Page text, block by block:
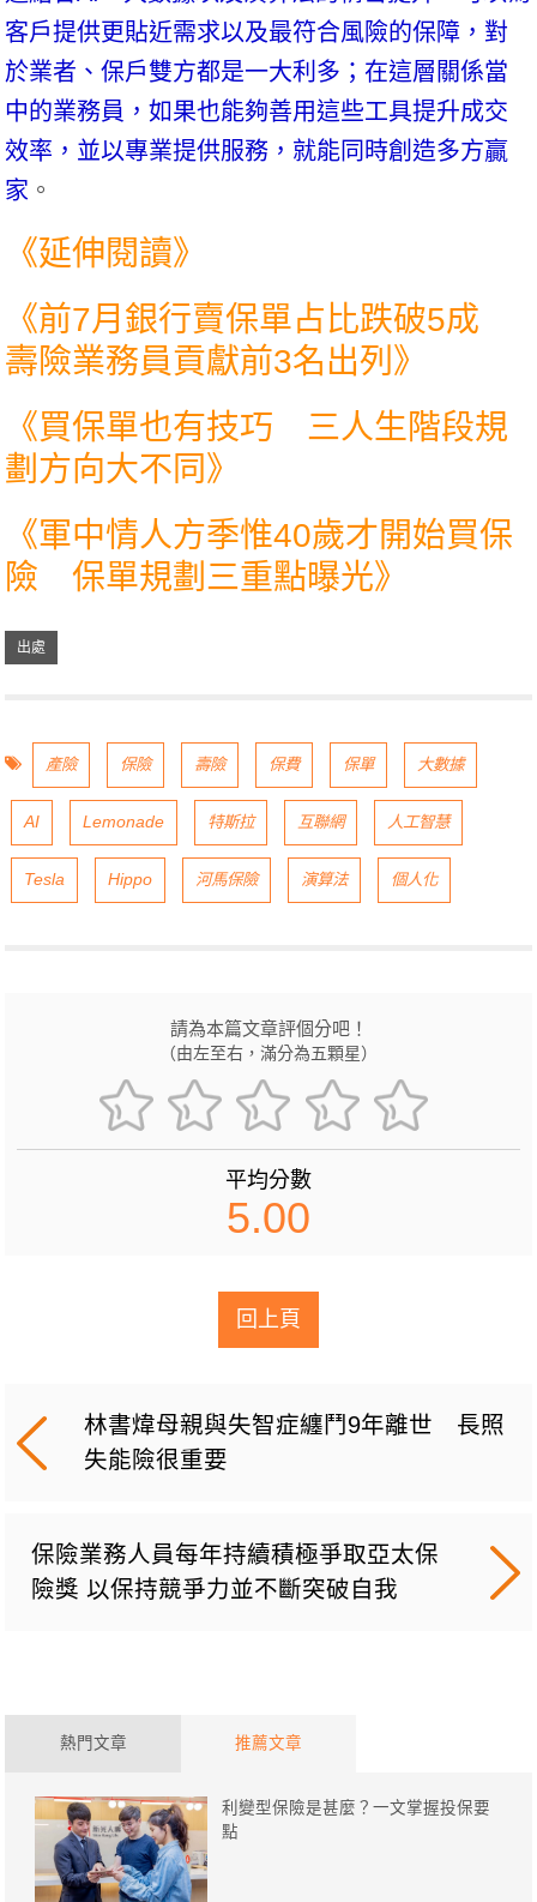
客戶提供更貼近需求以及最符合風險的保障，對
於業者、保戶雙方都是一大利多；在這層關係當
中的業務員，如果也能夠善用這些工具提升成交
效率，並以專業提供服務，就能同時創造多方贏
家 。
《延伸閱讀》
《前7月銀行賣保單占比跌破5成
壽險業務員貢獻前3名出列 》
《買保單也有技巧 三人生階段規
劃方向大不同 》
《軍中情人方季惟40歲才開始買保
險 保單規劃三重點曝光》
產險 保險 壽險 保費 保單 大數據
AI Lemonade 特斯拉 互聯網 人工智慧
Tesla Hippo 河馬保險 演算法 個人化
請為本篇文章評個分吧！
（由左至右，滿分為五顆星）
平均分數
5.00
回上頁
林書煒母親與失智症纏鬥9年離世 長照
失能險很重要
保險業務人員每年持續積極爭取亞太保
險獎 以保持競爭力並不斷突破自我
熱門文章 推薦文章
利變型保險是甚麼？一文掌握投保要
點